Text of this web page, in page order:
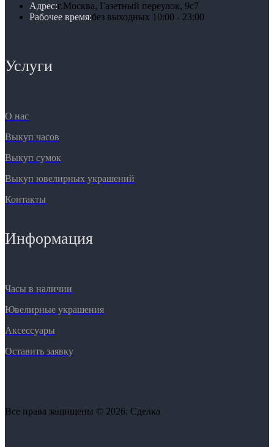
Адрес:г.Москва, Газетный переулок, 9с7
Рабочее время:без выходных 10:00 - 23:00
Услуги
О нас
Выкуп часов
Выкуп сумок
Выкуп ювелирных украшений
Контакты
Информация
Часы в наличии
Ювелирные украшения
Аксессуары
Оставить заявку
Все права защищены © 2026. Сделка